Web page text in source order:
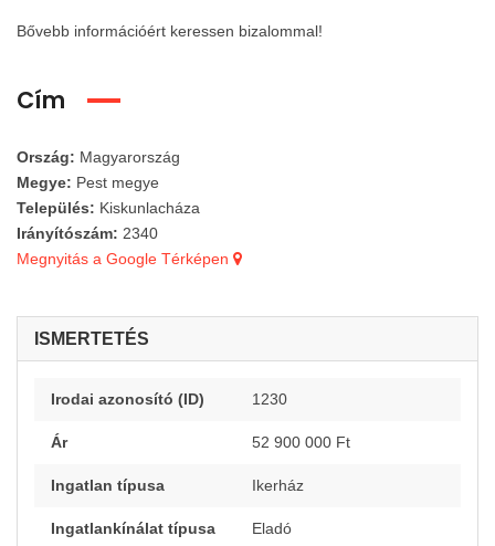
Bővebb információért keressen bizalommal!
Cím
Ország: Magyarország
Megye: Pest megye
Település: Kiskunlacháza
Irányítószám: 2340
Megnyitás a Google Térképen
ISMERTETÉS
Irodai azonosító (ID) 1230
Ár 52 900 000 Ft
Ingatlan típusa Ikerház
Ingatlankínálat típusa Eladó
K
iskunlacházán, új építésű, nettó 100 m²-es családi ház!
000 Ft
megfelelő tételt Nem találtunk megfelelő tételt